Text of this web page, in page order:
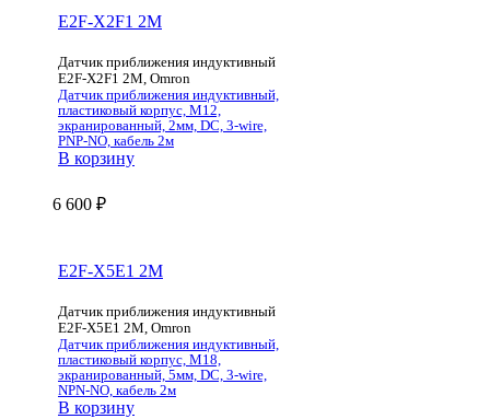
E2F-X2F1 2M
Датчик приближения индуктивный
E2F-X2F1 2M, Omron
Датчик приближения индуктивный,
пластиковый корпус, M12,
экранированный, 2мм, DC, 3-wire,
PNP-NO, кабель 2м
В корзину
6 600 ₽
E2F-X5E1 2M
Датчик приближения индуктивный
E2F-X5E1 2M, Omron
Датчик приближения индуктивный,
пластиковый корпус, M18,
экранированный, 5мм, DC, 3-wire,
NPN-NO, кабель 2м
В корзину